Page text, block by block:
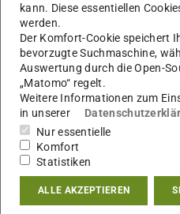
Arbeitsgebiet(e)
Heun Lab: Chromosome
identity
kann. Diese essentiellen
werden.
Der Komfort-Cookie speichert
bevorzugte Suchmaschine,
Auswertung durch die Open-
„Matomo“ regelt.
Weitere Informationen zum
in unserer
Nur essentielle
Komfort
Statistiken
ALLE AKZEPTIEREN